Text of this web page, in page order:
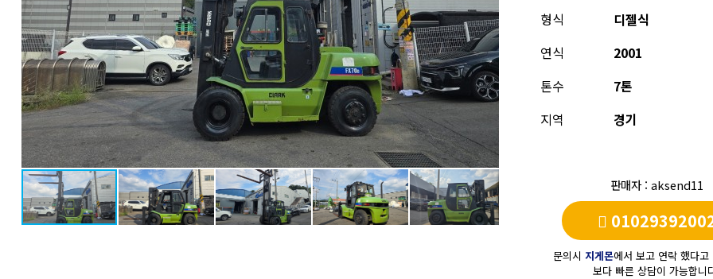
형식
디젤식
연식
2001
톤수
7톤
지역
경기
판매자 : aksend11
문의시지게몬에서 보고 연락 했다고
보다 빠른 상담이 가능합니